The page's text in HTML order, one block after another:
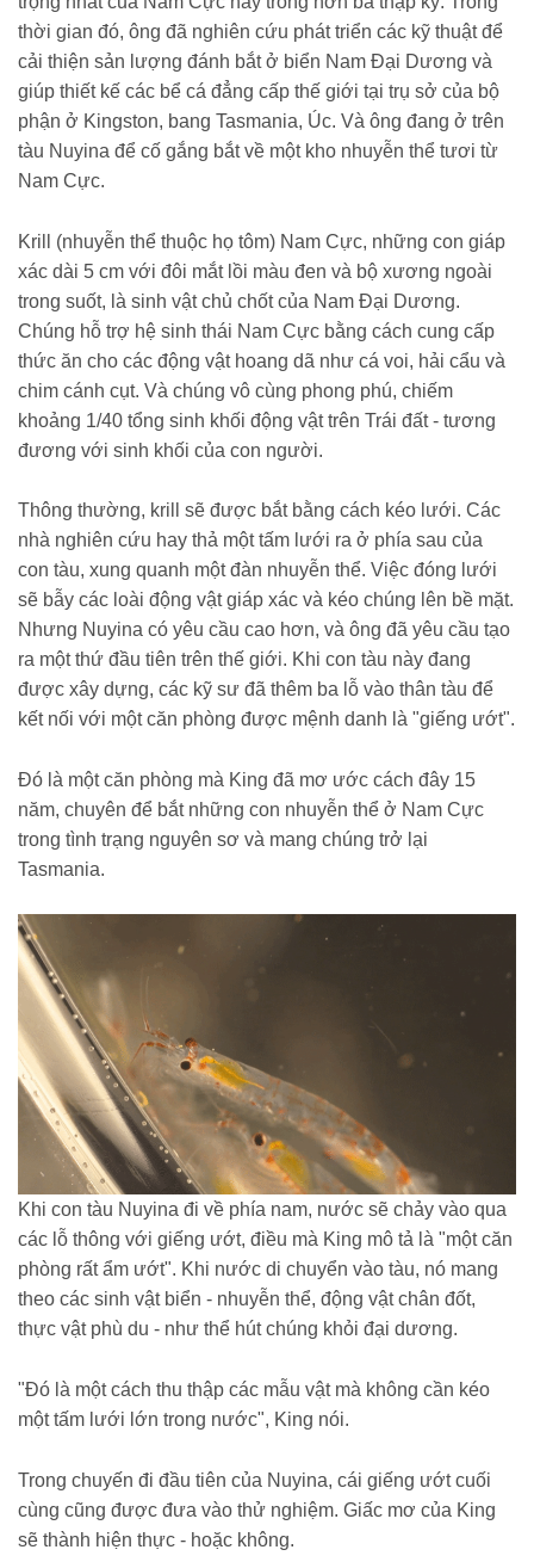
thời gian đó, ông đã nghiên cứu phát triển các kỹ thuật để
cải thiện sản lượng đánh bắt ở biển Nam Đại Dương và
giúp thiết kế các bể cá đẳng cấp thế giới tại trụ sở của bộ
phận ở Kingston, bang Tasmania, Úc. Và ông đang ở trên
tàu Nuyina để cố gắng bắt về một kho nhuyễn thể tươi từ
Nam Cực.
Krill (nhuyễn thể thuộc họ tôm) Nam Cực, những con giáp
xác dài 5 cm với đôi mắt lồi màu đen và bộ xương ngoài
trong suốt, là sinh vật chủ chốt của Nam Đại Dương.
Chúng hỗ trợ hệ sinh thái Nam Cực bằng cách cung cấp
thức ăn cho các động vật hoang dã như cá voi, hải cẩu và
chim cánh cụt. Và chúng vô cùng phong phú, chiếm
khoảng 1/40 tổng sinh khối động vật trên Trái đất - tương
đương với sinh khối của con người.
Thông thường, krill sẽ được bắt bằng cách kéo lưới. Các
nhà nghiên cứu hay thả một tấm lưới ra ở phía sau của
con tàu, xung quanh một đàn nhuyễn thể. Việc đóng lưới
sẽ bẫy các loài động vật giáp xác và kéo chúng lên bề mặt.
Nhưng Nuyina có yêu cầu cao hơn, và ông đã yêu cầu tạo
ra một thứ đầu tiên trên thế giới. Khi con tàu này đang
được xây dựng, các kỹ sư đã thêm ba lỗ vào thân tàu để
kết nối với một căn phòng được mệnh danh là "giếng ướt".
Đó là một căn phòng mà King đã mơ ước cách đây 15
năm, chuyên để bắt những con nhuyễn thể ở Nam Cực
trong tình trạng nguyên sơ và mang chúng trở lại
Tasmania.
Khi con tàu Nuyina đi về phía nam, nước sẽ chảy vào qua
các lỗ thông với giếng ướt, điều mà King mô tả là "một căn
phòng rất ẩm ướt". Khi nước di chuyển vào tàu, nó mang
theo các sinh vật biển - nhuyễn thể, động vật chân đốt,
thực vật phù du - như thể hút chúng khỏi đại dương.
"Đó là một cách thu thập các mẫu vật mà không cần kéo
một tấm lưới lớn trong nước", King nói.
Trong chuyến đi đầu tiên của Nuyina, cái giếng ướt cuối
cùng cũng được đưa vào thử nghiệm. Giấc mơ của King
sẽ thành hiện thực - hoặc không.